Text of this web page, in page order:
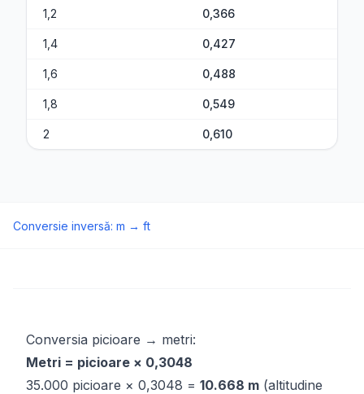
1,2 0,366
1,4 0,427
1,6 0,488
1,8 0,549
2 0,610
Conversie inversă: m → ft
Conversia picioare → metri:
Metri = picioare × 0,3048
35.000 picioare × 0,3048 = 10.668 m (altitudine